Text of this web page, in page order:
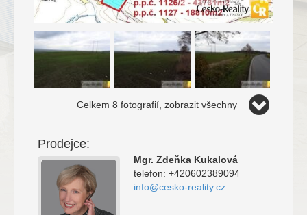
Celkem 8 fotografií, zobrazit všechny
Prodejce:
Mgr. Zdeňka Kukalová
telefon: +420602389094
info@cesko-reality.cz